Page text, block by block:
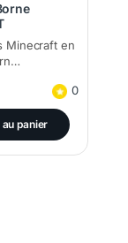
Minecraft en
0
panier